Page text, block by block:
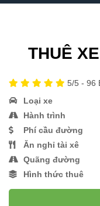
THUÊ
5/5 - 96
Loại xe
Hành trình
Phí cầu đường
Ăn nghỉ tài xê
Quãng đường
Hình thức thuê